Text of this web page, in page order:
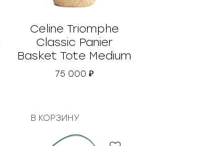
Celine Triomphe
Classic Panier
Basket Tote Medium
75 000 ₽
В КОРЗИНУ